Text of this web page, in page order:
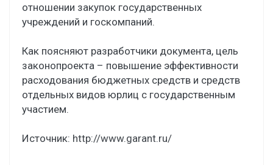
отношении закупок государственных
учреждений и госкомпаний.
Как поясняют разработчики документа, цель
законопроекта – повышение эффективности
расходования бюджетных средств и средств
отдельных видов юрлиц с государственным
участием.
Источник: http://www.garant.ru/